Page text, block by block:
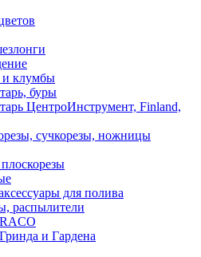
и клумбы
буры
ЦентроИнструмент, Finland,
сучкорезы, ножницы
для полива
распылители
и Гардена